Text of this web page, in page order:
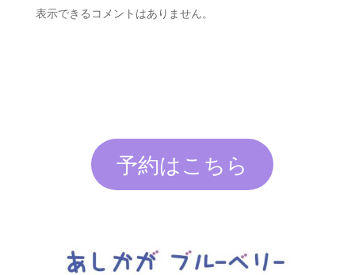
表示できるコメントはありません。
予約はこちら